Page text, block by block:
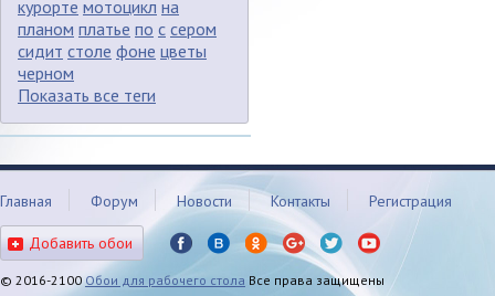
курорте мотоцикл на
планом платье по с сером
сидит столе фоне цветы
черном
Показать все теги
Главная Форум Новости Контакты Регистрация
Добавить обои
© 2016-2100Обои для рабочего стола Все права защищены